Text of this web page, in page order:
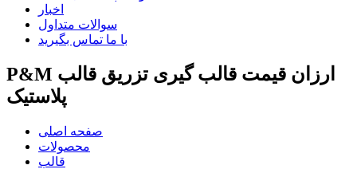
اخبار
سوالات متداول
با ما تماس بگیرید
P&M ارزان قیمت قالب گیری تزریق قالب
پلاستیک
صفحه اصلی
محصولات
قالب